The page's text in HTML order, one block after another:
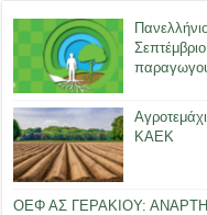
ΚΑΕΚ
ΟΕΦ ΑΣ ΓΕΡΑΚΙΟΥ: